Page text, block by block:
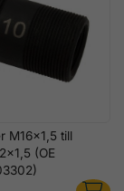
M16x1,5 till
(OE